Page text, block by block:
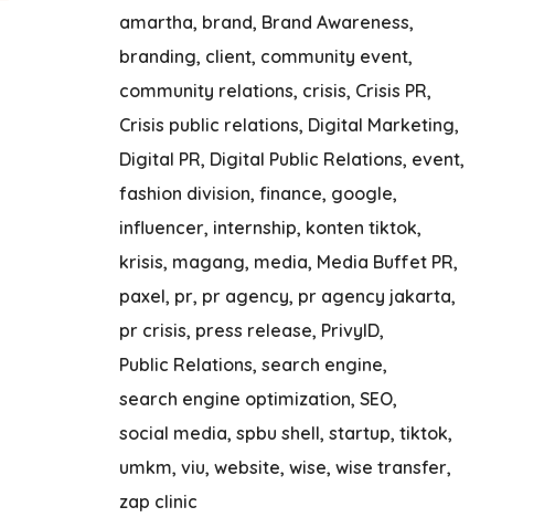
amartha brand Brand Awareness
branding client community event
community relations crisis Crisis PR
Crisis public relations Digital Marketing
Digital PR Digital Public Relations event
fashion division finance google
influencer internship konten tiktok
krisis magang media Media Buffet PR
paxel pr pr agency pr agency jakarta
pr crisis press release PrivyID
Public Relations search engine
search engine optimization SEO
social media spbu shell startup tiktok
umkm viu website wise wise transfer
zap clinic